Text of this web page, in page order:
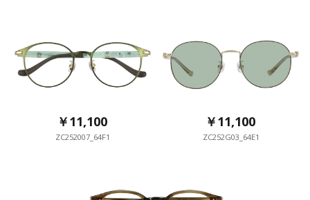
￥11,100
ZC252007_64F1
￥11,100
ZC252G03_64E1